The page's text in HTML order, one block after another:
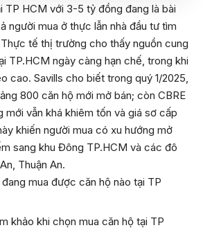
TP HCM với 3-5 tỷ đồng đang là bài
người mua ở thực lẫn nhà đầu tư tìm
tế thị trường cho thấy nguồn cung
TP.HCM ngày càng hạn chế, trong khi
cao. Savills cho biết trong quý 1/2025,
800 căn hộ mới mở bán; còn CBRE
mới vẫn khá khiêm tốn và giá sơ cấp
khiến người mua có xu hướng mở
sang khu Đông TP.HCM và các đô
Thuận An.
mua được căn hộ nào tại TP
khảo khi chọn mua căn hộ tại TP